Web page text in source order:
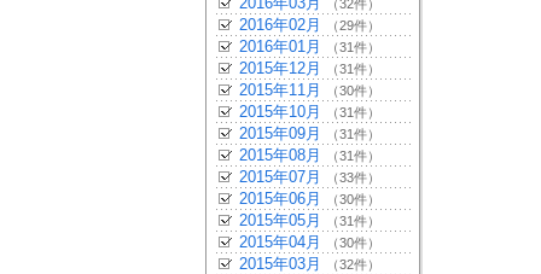
（32件）
2016年02月 （29件）
2016年01月 （31件）
2015年12月 （31件）
2015年11月 （30件）
2015年10月 （31件）
2015年09月 （31件）
2015年08月 （31件）
2015年07月 （33件）
2015年06月 （30件）
2015年05月 （31件）
2015年04月 （30件）
2015年03月 （32件）